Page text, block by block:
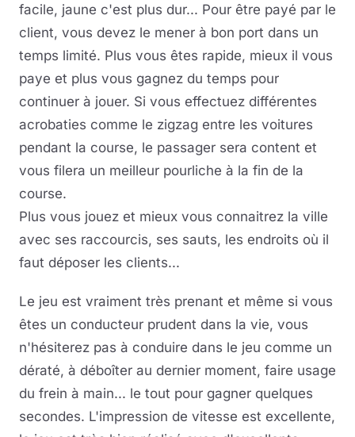
facile, jaune c'est plus dur... Pour être payé par le
client, vous devez le mener à bon port dans un
temps limité. Plus vous êtes rapide, mieux il vous
paye et plus vous gagnez du temps pour
continuer à jouer. Si vous effectuez différentes
acrobaties comme le zigzag entre les voitures
pendant la course, le passager sera content et
vous filera un meilleur pourliche à la fin de la
course.
Plus vous jouez et mieux vous connaitrez la ville
avec ses raccourcis, ses sauts, les endroits où il
faut déposer les clients...
Le jeu est vraiment très prenant et même si vous
êtes un conducteur prudent dans la vie, vous
n'hésiterez pas à conduire dans le jeu comme un
dératé, à déboîter au dernier moment, faire usage
du frein à main... le tout pour gagner quelques
secondes. L'impression de vitesse est excellente,